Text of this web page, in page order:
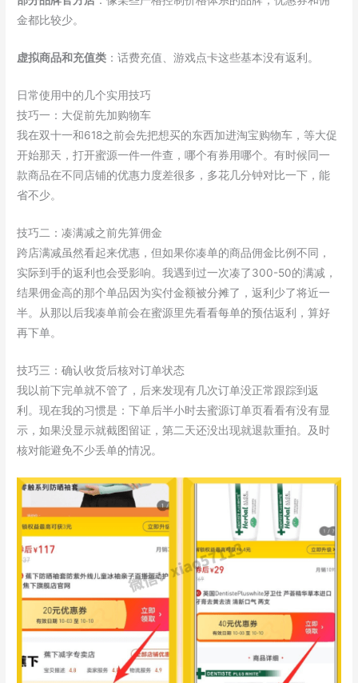
金都比较少。
虚拟商品和充值类 ：话费充值、游戏点卡这些基本没有返利。
日常使用中的几个实用技巧
技巧一：大促前先加购物车
我在双十一和618之前会先把想买的东西加进淘宝购物车，等大促
开始那天，打开蜜源一件一件查，哪个有券用哪个。有时候同一
款商品在不同店铺的优惠力度差很多，多花几分钟对比一下，能
省不少。
技巧二：凑满减之前先算佣金
跨店满减虽然看起来优惠，但如果你凑单的商品佣金比例不同，
实际到手的返利也会受影响。我遇到过一次凑了300-50的满减，
结果佣金高的那个单品因为实付金额被分摊了，返利少了将近一
半。从那以后我凑单前会在蜜源里先看看每单的预估返利，算好
再下单。
技巧三：确认收货后核对订单状态
我以前下完单就不管了，后来发现有几次订单没正常跟踪到返
利。现在我的习惯是：下单后半小时去蜜源订单页看看有没有显
示，如果没显示就截图留证，第二天还没出现就退款重拍。及时
核对能避免不少丢单的情况。